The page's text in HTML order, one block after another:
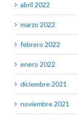
abril 2022
marzo 2022
febrero 2022
enero 2022
diciembre 2021
noviembre 2021